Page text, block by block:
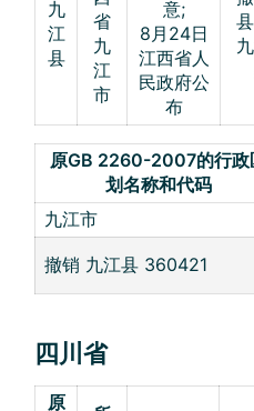
九
江
县
省
九
江
市
意;
8月24日
江西省人
民政府公
布
原GB 2260-2007的行政
划名称和代码
九江市
撤销 九江县 360421
四川省
原